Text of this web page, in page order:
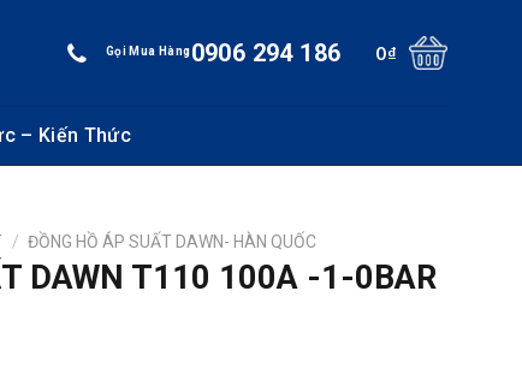
Gọi Mua Hàng0906 294 186 0₫
– Kiến Thức
/ ĐỒNG HỒ ÁP SUẤT DAWN- HÀN QUỐC
DAWN T110 100A -1-0BAR